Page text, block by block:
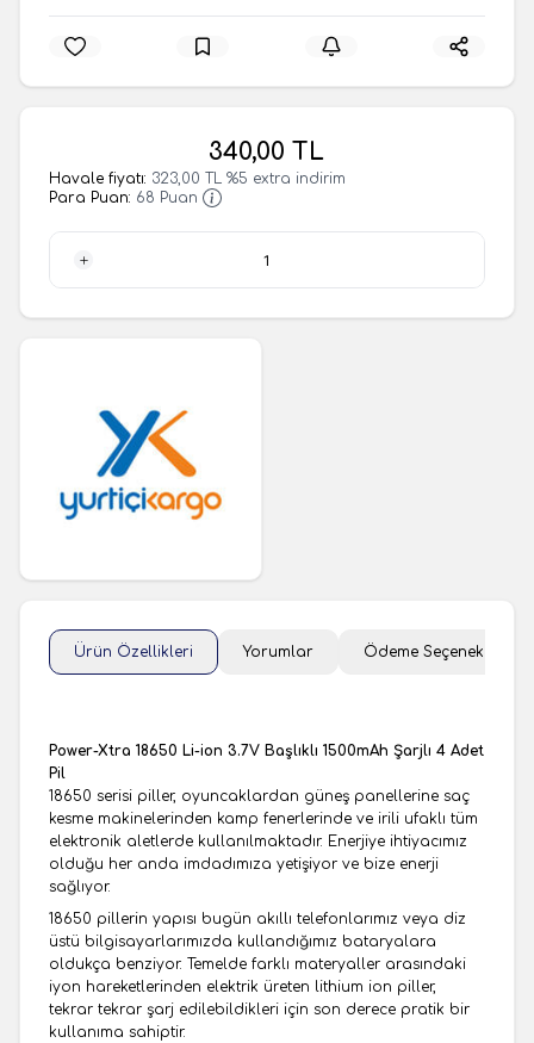
340,00 TL
Havale fiyatı: 323,00 TL %5 extra indirim
Para Puan: 68 Puan
Ürün Özellikleri Yorumlar Ödeme Seçenekleri
Power-Xtra 18650 Li-ion 3.7V Başlıklı 1500mAh Şarjlı 4 Adet
Pil
18650 serisi piller, oyuncaklardan güneş panellerine saç
kesme makinelerinden kamp fenerlerinde ve irili ufaklı tüm
elektronik aletlerde kullanılmaktadır. Enerjiye ihtiyacımız
olduğu her anda imdadımıza yetişiyor ve bize enerji
sağlıyor.
18650 pillerin yapısı bugün akıllı telefonlarımız veya diz
üstü bilgisayarlarımızda kullandığımız bataryalara
oldukça benziyor. Temelde farklı materyaller arasındaki
iyon hareketlerinden elektrik üreten lithium ion piller,
tekrar tekrar şarj edilebildikleri için son derece pratik bir
kullanıma sahiptir.